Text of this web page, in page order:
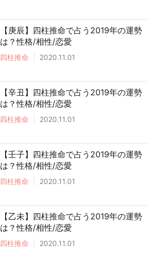
【庚辰】四柱推命で占う2019年の運勢
は？性格/相性/恋愛
四柱推命 2020.11.01
【辛丑】四柱推命で占う2019年の運勢
は？性格/相性/恋愛
四柱推命 2020.11.01
【壬子】四柱推命で占う2019年の運勢
は？性格/相性/恋愛
四柱推命 2020.11.01
【乙未】四柱推命で占う2019年の運勢
は？性格/相性/恋愛
四柱推命 2020.11.01